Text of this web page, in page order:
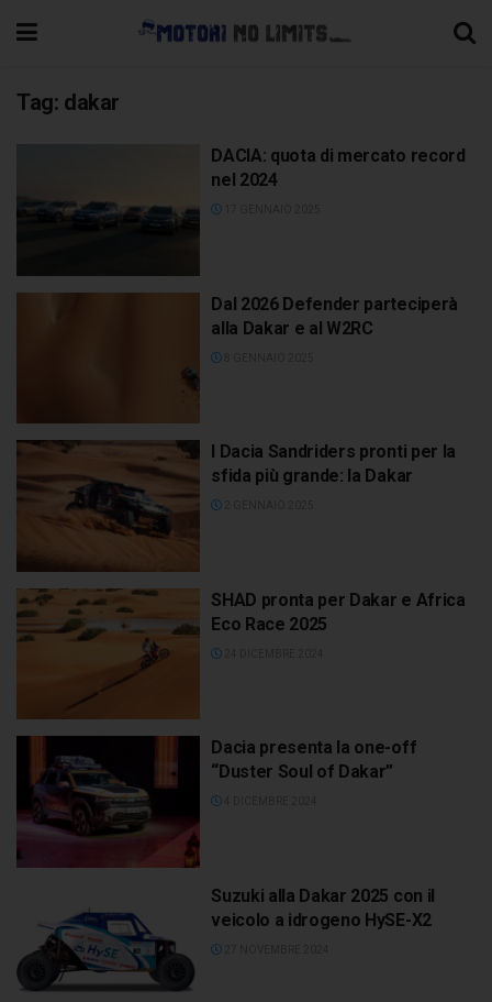
Tag: dakar
DACIA: quota di mercato record
nel 2024
Dal 2026 Defender parteciperà
alla Dakar e al W2RC
I Dacia Sandriders pronti per la
sfida più grande: la Dakar
SHAD pronta per Dakar e Africa
Eco Race 2025
Dacia presenta la one-off
“Duster Soul of Dakar”
Suzuki alla Dakar 2025 con il
veicolo a idrogeno HySE-X2